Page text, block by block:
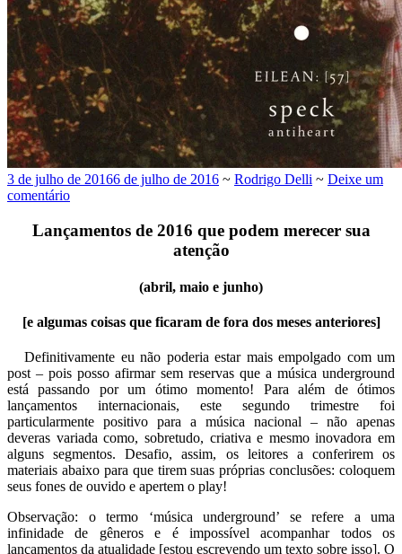
3 de julho de 20166 de julho de 2016 ~ Rodrigo Delli ~ Deixe um
comentário
Lançamentos de 2016 que podem merecer sua
atenção
(abril, maio e junho)
[e algumas coisas que ficaram de fora dos meses anteriores]
Definitivamente eu não poderia estar mais empolgado com um
post – pois posso afirmar sem reservas que a música underground
está passando por um ótimo momento! Para além de ótimos
lançamentos internacionais, este segundo trimestre foi
particularmente positivo para a música nacional – não apenas
deveras variada como, sobretudo, criativa e mesmo inovadora em
alguns segmentos. Desafio, assim, os leitores a conferirem os
materiais abaixo para que tirem suas próprias conclusões: coloquem
seus fones de ouvido e apertem o play!
Observação: o termo ‘música underground’ se refere a uma
infinidade de gêneros e é impossível acompanhar todos os
lançamentos da atualidade [estou escrevendo um texto sobre isso]. O